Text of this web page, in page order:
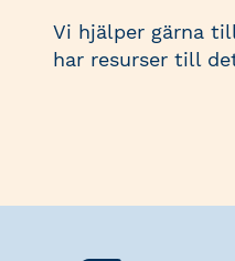
Vi hjälper gärna
har resurser till